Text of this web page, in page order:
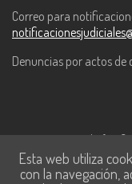
Correo para
Denuncias por actos de
Este contenido fue
Tecnologías de la
Esta web utiliza
con la navegación,